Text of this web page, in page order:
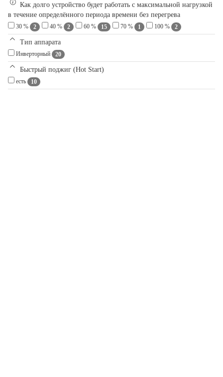
Как долго устройство будет работать с максимальной нагрузкой
в течение определённого периода времени без перегрева
30 % 2 40 % 2 60 % 15 70 % 1 100 % 2
Тип аппарата
Инверторный 20
Быстрый поджиг (Hot Start)
есть 10